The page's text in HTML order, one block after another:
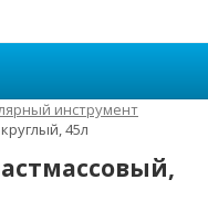
инструмент
45л